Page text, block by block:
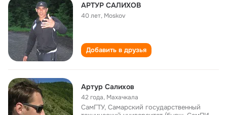
АРТУР САЛИХОВ
40 лет, Moskov
Добавить в друзья
Артур Салихов
42 года, Махачкала
СамГТУ, Самарский государственный